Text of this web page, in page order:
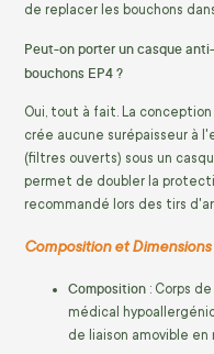
de replacer les bouchons
Peut-on porter un casque
bouchons EP4 ?
Oui, tout à fait. La
crée aucune surépaisseur à
(filtres ouverts) sous un
permet de doubler la
recommandé lors des tirs
Composition et Dimensions
Composition : Corps
médical
de liaison amovible en